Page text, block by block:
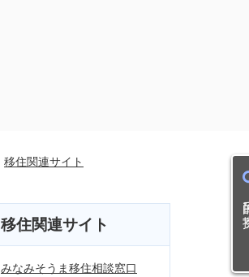
目
移住関連サイト
移住関連サイト
みなみそうま移住相談窓口